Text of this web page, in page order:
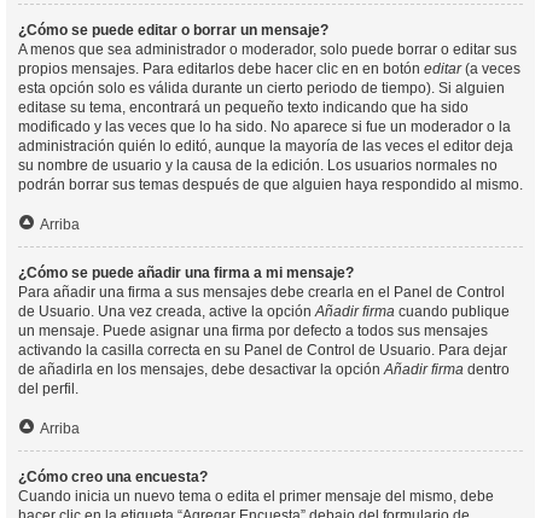
¿Cómo se puede editar o borrar un mensaje?
A menos que sea administrador o moderador, solo puede borrar o editar sus
propios mensajes. Para editarlos debe hacer clic en en botón editar(a veces
esta opción solo es válida durante un cierto periodo de tiempo). Si alguien
editase su tema, encontrará un pequeño texto indicando que ha sido
modificado y las veces que lo ha sido. No aparece si fue un moderador o la
administración quién lo editó, aunque la mayoría de las veces el editor deja
su nombre de usuario y la causa de la edición. Los usuarios normales no
podrán borrar sus temas después de que alguien haya respondido al mismo.
Arriba
¿Cómo se puede añadir una firma a mi mensaje?
Para añadir una firma a sus mensajes debe crearla en el Panel de Control
de Usuario. Una vez creada, active la opciónAñadir firma cuando publique
un mensaje. Puede asignar una firma por defecto a todos sus mensajes
activando la casilla correcta en su Panel de Control de Usuario. Para dejar
de añadirla en los mensajes, debe desactivar la opciónAñadir firma dentro
del perfil.
Arriba
¿Cómo creo una encuesta?
Cuando inicia un nuevo tema o edita el primer mensaje del mismo, debe